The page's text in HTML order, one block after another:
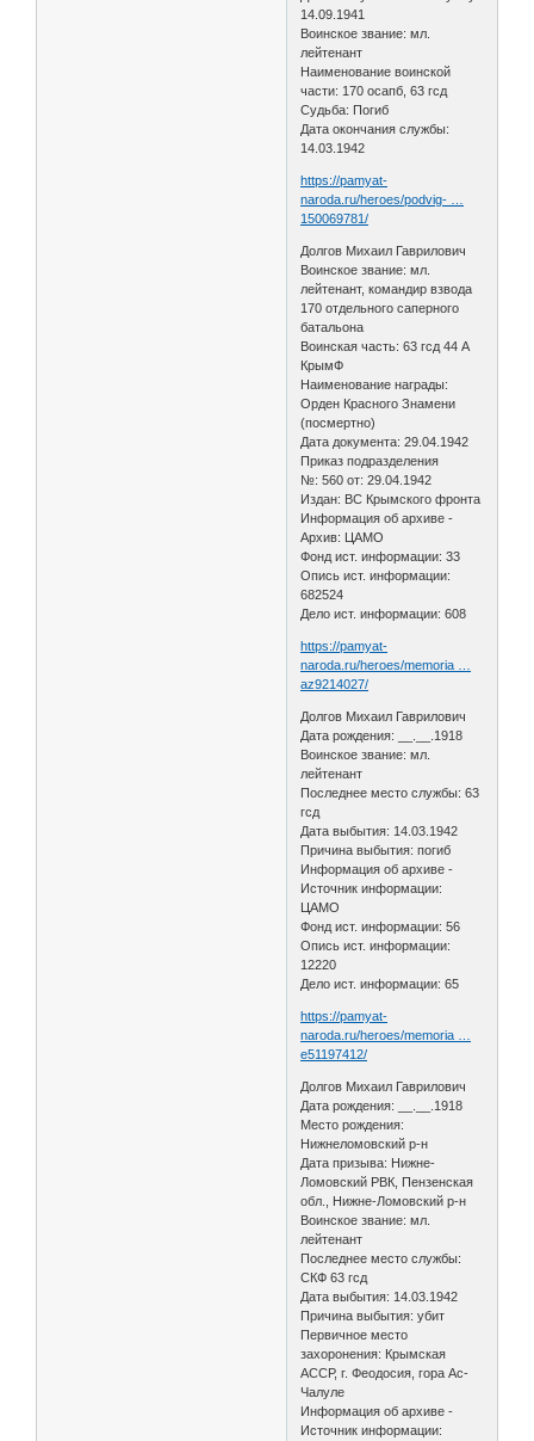
14.09.1941
Воинское звание: мл.
лейтенант
Наименование воинской
части: 170 осапб, 63 гсд
Судьба: Погиб
Дата окончания службы:
14.03.1942
https://pamyat-
naroda.ru/heroes/podvig- …
150069781/
Долгов Михаил Гаврилович
Воинское звание: мл.
лейтенант, командир взвода
170 отдельного саперного
батальона
Воинская часть: 63 гсд 44 А
КрымФ
Наименование награды:
Орден Красного Знамени
(посмертно)
Дата документа: 29.04.1942
Приказ подразделения
№: 560 от: 29.04.1942
Издан: ВС Крымского фронта
Информация об архиве -
Архив: ЦАМО
Фонд ист. информации: 33
Опись ист. информации:
682524
Дело ист. информации: 608
https://pamyat-
naroda.ru/heroes/memoria …
az9214027/
Долгов Михаил Гаврилович
Дата рождения: __.__.1918
Воинское звание: мл.
лейтенант
Последнее место службы: 63
гсд
Дата выбытия: 14.03.1942
Причина выбытия: погиб
Информация об архиве -
Источник информации:
ЦАМО
Фонд ист. информации: 56
Опись ист. информации:
12220
Дело ист. информации: 65
https://pamyat-
naroda.ru/heroes/memoria …
e51197412/
Долгов Михаил Гаврилович
Дата рождения: __.__.1918
Место рождения:
Нижнеломовский р-н
Дата призыва: Нижне-
Ломовский РВК, Пензенская
обл., Нижне-Ломовский р-н
Воинское звание: мл.
лейтенант
Последнее место службы:
СКФ 63 гсд
Дата выбытия: 14.03.1942
Причина выбытия: убит
Первичное место
захоронения: Крымская
АССР, г. Феодосия, гора Ас-
Чалуле
Информация об архиве -
Источник информации: